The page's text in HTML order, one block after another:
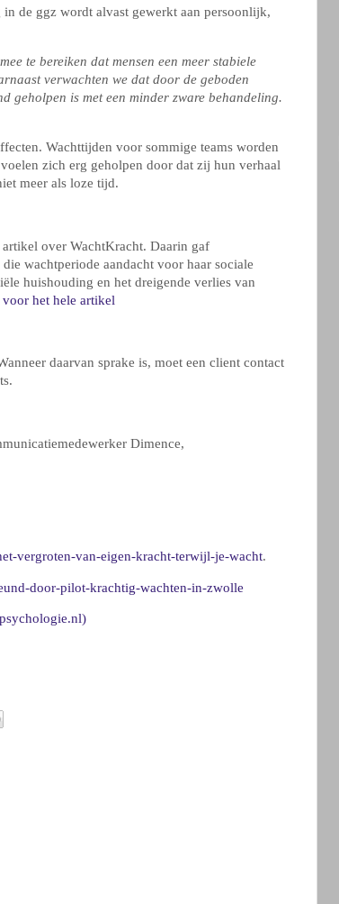
de ggz wordt alvast gewerkt aan persoonlijk,
te bereiken dat mensen een meer stabiele
verwachten we dat door de geboden
geholpen is met een minder zware behandeling.
Wachttijden voor sommige teams worden
zich erg geholpen door dat zij hun verhaal
meer als loze tijd.
over WachtKracht. Daarin gaf
wachtperiode aandacht voor haar sociale
huishouding en het dreigende verlies van
het hele artikel
daarvan sprake is, moet een client contact
Dimence,
vergroten-van-eigen-kracht-terwijl-je-wacht.
door-pilot-krachtig-wachten-in-zwolle